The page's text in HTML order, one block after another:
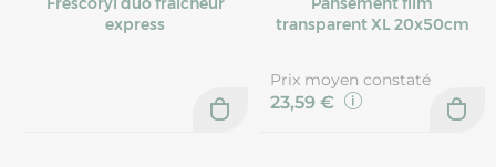
express
transparent XL 20x50cm
Prix moyen constaté
23,59 €